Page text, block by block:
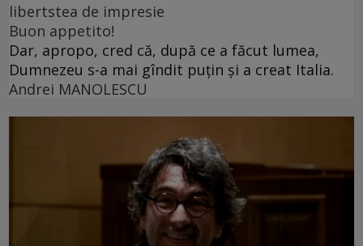
libertstea de impresie
Buon appetito!
Dar, apropo, cred că, după ce a făcut lumea,
Dumnezeu s-a mai gîndit puțin și a creat Italia.
Andrei MANOLESCU